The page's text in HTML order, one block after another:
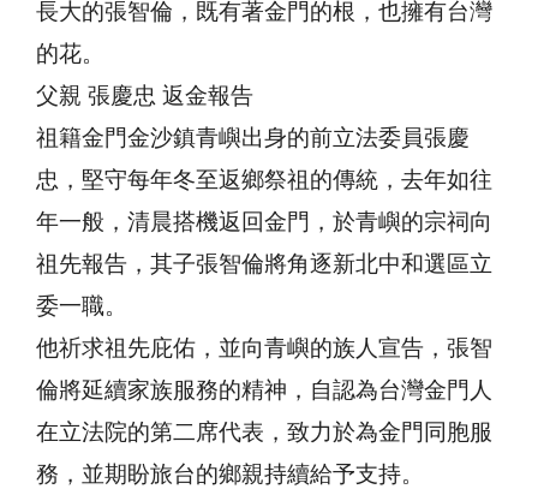
長大的張智倫，既有著金門的根，也擁有台灣
的花。
父親 張慶忠 返金報告
祖籍金門金沙鎮青嶼出身的前立法委員張慶
忠，堅守每年冬至返鄉祭祖的傳統，去年如往
年一般，清晨搭機返回金門，於青嶼的宗祠向
祖先報告，其子張智倫將角逐新北中和選區立
委一職。
他祈求祖先庇佑，並向青嶼的族人宣告，張智
倫將延續家族服務的精神，自認為台灣金門人
在立法院的第二席代表，致力於為金門同胞服
務，並期盼旅台的鄉親持續給予支持。